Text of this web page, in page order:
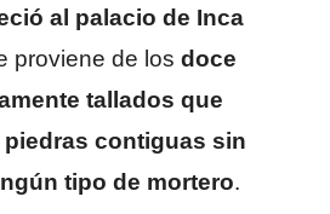
al palacio de Inca
proviene de los doce
tallados que
contiguas sin
tipo de mortero.